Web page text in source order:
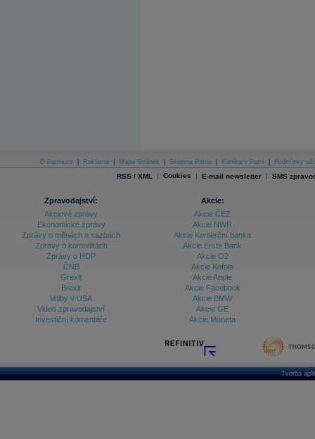
O Patria.cz Reklama Mapa Stránek Skupina Patria Kariéra v Patrii Podmínky
RSS / XML | Cookies | E-mail newsletter | SMS
Zpravodajství:
Akciové zprávy
Ekonomické zprávy
Zprávy o měnách a sazbách
Zprávy o komoditách
Zprávy o HDP
ČNB
Grexit
Brexit
Volby v USA
Video zpravodajství
Investiční komentáře
Akcie:
Akcie ČEZ
Akcie NWR
Akcie Komerční banka
Akcie Erste Bank
Akcie O2
Akcie Kofola
Akcie Apple
Akcie Facebook
Akcie BMW
Akcie GE
Akcie Moneta
Tvorba